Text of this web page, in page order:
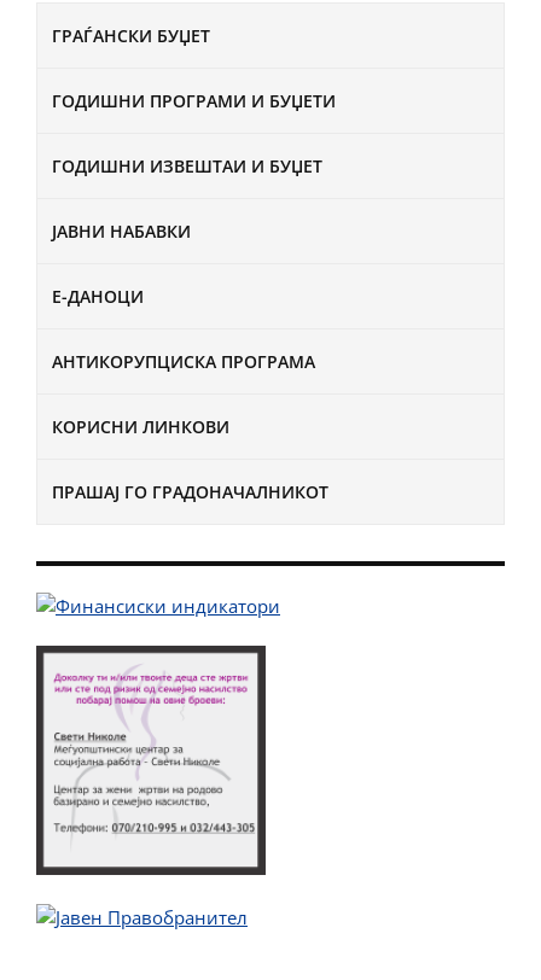
ГРАЃАНСКИ БУЏЕТ
ГОДИШНИ ПРОГРАМИ И БУЏЕТИ
ГОДИШНИ ИЗВЕШТАИ И БУЏЕТ
ЈАВНИ НАБАВКИ
Е-ДАНОЦИ
АНТИКОРУПЦИСКА ПРОГРАМА
КОРИСНИ ЛИНКОВИ
ПРАШАЈ ГО ГРАДОНАЧАЛНИКОТ